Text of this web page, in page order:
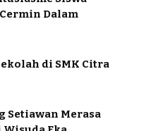
Dalam
di SMK Citra
Setiawan Merasa